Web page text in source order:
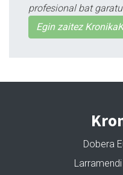
profesional bat
Egin zaitez
Dobera